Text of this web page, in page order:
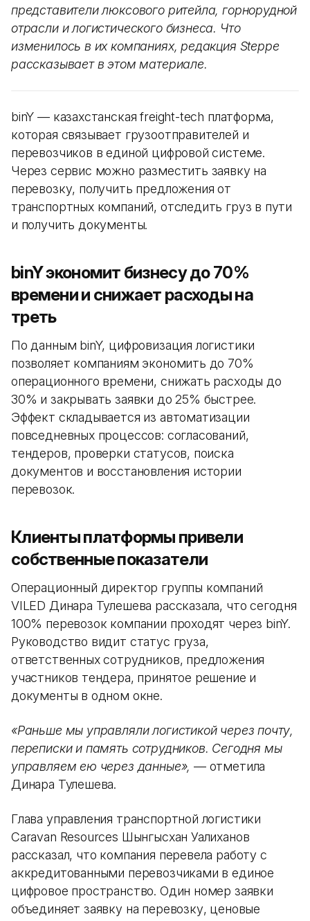
представители люксового ритейла, горнорудной
отрасли и логистического бизнеса. Что
изменилось в их компаниях, редакция Steppe
рассказывает в этом материале.
binY — казахстанская freight-tech платформа,
которая связывает грузоотправителей и
перевозчиков в единой цифровой системе.
Через сервис можно разместить заявку на
перевозку, получить предложения от
транспортных компаний, отследить груз в пути
и получить документы.
binY экономит бизнесу до 70%
времени и снижает расходы на
треть
По данным binY, цифровизация логистики
позволяет компаниям экономить до 70%
операционного времени, снижать расходы до
30% и закрывать заявки до 25% быстрее.
Эффект складывается из автоматизации
повседневных процессов: согласований,
тендеров, проверки статусов, поиска
документов и восстановления истории
перевозок.
Клиенты платформы привели
собственные показатели
Операционный директор группы компаний
VILED Динара Тулешева рассказала, что сегодня
100% перевозок компании проходят через binY.
Руководство видит статус груза,
ответственных сотрудников, предложения
участников тендера, принятое решение и
документы в одном окне.
«Раньше мы управляли логистикой через почту,
переписки и память сотрудников. Сегодня мы
управляем ею через данные», — отметила
Динара Тулешева.
Глава управления транспортной логистики
Caravan Resources Шынгысхан Уалиханов
рассказал, что компания перевела работу с
аккредитованными перевозчиками в единое
цифровое пространство. Один номер заявки
объединяет заявку на перевозку, ценовые